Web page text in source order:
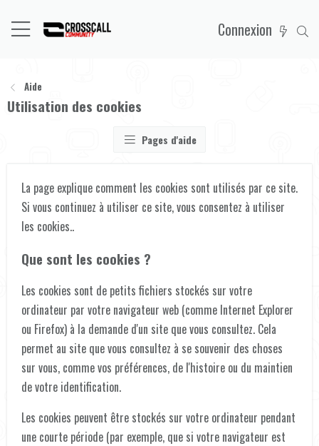
Connexion
Aide
Utilisation des cookies
Pages d'aide
La page explique comment les cookies sont utilisés par ce site.
Si vous continuez à utiliser ce site, vous consentez à utiliser
les cookies..
Que sont les cookies ?
Les cookies sont de petits fichiers stockés sur votre
ordinateur par votre navigateur web (comme Internet Explorer
ou Firefox) à la demande d'un site que vous consultez. Cela
permet au site que vous consultez à se souvenir des choses
sur vous, comme vos préférences, de l'histoire ou du maintien
de votre identification.
Les cookies peuvent être stockés sur votre ordinateur pendant
une courte période (par exemple, que si votre navigateur est